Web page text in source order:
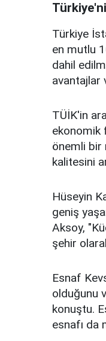
Türkiye
en mutlu
dahil
avantajlar
TÜİK'in
ekonomik
önemli bir
kalitesini
Hüseyin
geniş
Aksoy,
şehir
Esnaf
olduğunu
konuştu.
esnafı da